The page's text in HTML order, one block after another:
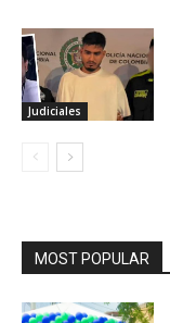
Judiciales
MOST POPULAR